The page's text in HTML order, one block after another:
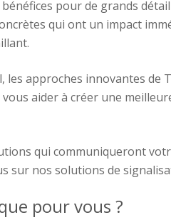
pour de grands
qui ont un impact
les approches innovantes de
aider à créer une
qui communiqueront
sur nos solutions de
pour vous ?